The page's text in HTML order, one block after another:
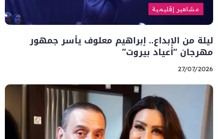
مشاهير إقليمية
ليلة من الإبداع.. إبراهيم معلوف يأسر جمهور
مهرجان “أعياد بيروت”
27/07/2026